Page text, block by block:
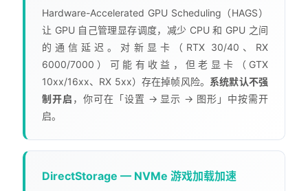
Hardware-Accelerated GPU Scheduling（HAGS）
让 GPU 自己管理显存调度，减少 CPU 和 GPU 之间
的通信延迟。对新显卡（RTX 30/40、RX
6000/7000）可能有收益，但老显卡（GTX
10xx/16xx、RX 5xx）存在掉帧风险。 系统默认不强
制开启 ，你可在「设置 → 显示 → 图形」中按需开
启。
DirectStorage — NVMe 游戏加载加速